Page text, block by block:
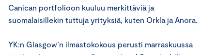
Canican portfolioon kuuluu merkittäviä ja
suomalaisillekin tuttuja yrityksiä, kuten Orkla ja Anora.
YK:n Glasgow’n ilmastokokous perusti marraskuussa